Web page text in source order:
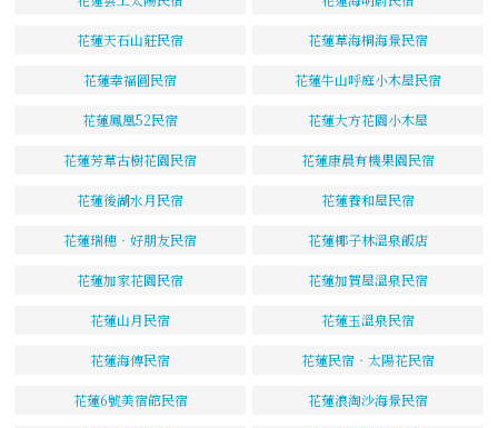
花蓮天石山莊民宿 花蓮草海桐海景民宿
花蓮幸福圓民宿 花蓮牛山呼庭小木屋民宿
花蓮鳳凰52民宿 花蓮大方花園小木屋
花蓮芳草古樹花園民宿 花蓮康晨有機果園民宿
花蓮後湖水月民宿 花蓮養和屋民宿
花蓮瑞穗‧好朋友民宿 花蓮椰子林溫泉飯店
花蓮加家花園民宿 花蓮加賀屋溫泉民宿
花蓮山月民宿 花蓮玉溫泉民宿
花蓮海傳民宿 花蓮民宿‧太陽花民宿
花蓮6號美宿館民宿 花蓮浪淘沙海景民宿